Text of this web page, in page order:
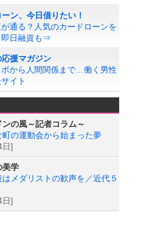
ン、今日借りたい！
通る？人気のカードローンを
即日融資も⇒
援マガジン
から人間関係まで…働く男性
イト
ンの風～記者コラム～
町の運動会から始まった夢
日]
美学
はメダリストの歓声を／近代５
日]